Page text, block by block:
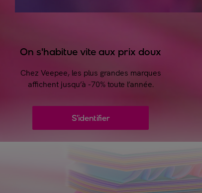
On s'habitue vite aux prix doux
Chez Veepee, les plus grandes marques
affichent jusqu’à -70% toute l’année.
S'identifier